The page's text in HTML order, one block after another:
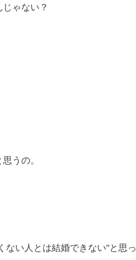
ゃない？
うの。
ない人とは結婚できない”と思